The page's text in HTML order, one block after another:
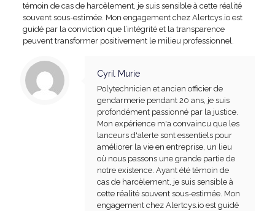
témoin de cas de harcèlement, je suis sensible à cette réalité
souvent sous-estimée. Mon engagement chez Alertcys.io est
guidé par la conviction que l’intégrité et la transparence
peuvent transformer positivement le milieu professionnel.
Cyril Murie
Polytechnicien et ancien officier de
gendarmerie pendant 20 ans, je suis
profondément passionné par la justice.
Mon expérience m'a convaincu que les
lanceurs d'alerte sont essentiels pour
améliorer la vie en entreprise, un lieu
où nous passons une grande partie de
notre existence. Ayant été témoin de
cas de harcèlement, je suis sensible à
cette réalité souvent sous-estimée. Mon
engagement chez Alertcys.io est guidé